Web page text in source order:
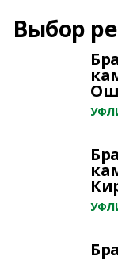
Выбор